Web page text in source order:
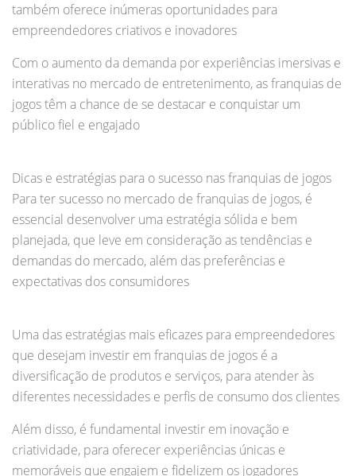
também oferece inúmeras oportunidades para
empreendedores criativos e inovadores
Com o aumento da demanda por experiências imersivas e
interativas no mercado de entretenimento, as franquias de
jogos têm a chance de se destacar e conquistar um
público fiel e engajado
Dicas e estratégias para o sucesso nas franquias de jogos
Para ter sucesso no mercado de franquias de jogos, é
essencial desenvolver uma estratégia sólida e bem
planejada, que leve em consideração as tendências e
demandas do mercado, além das preferências e
expectativas dos consumidores
Uma das estratégias mais eficazes para empreendedores
que desejam investir em franquias de jogos é a
diversificação de produtos e serviços, para atender às
diferentes necessidades e perfis de consumo dos clientes
Além disso, é fundamental investir em inovação e
criatividade, para oferecer experiências únicas e
memoráveis que engajem e fidelizem os jogadores